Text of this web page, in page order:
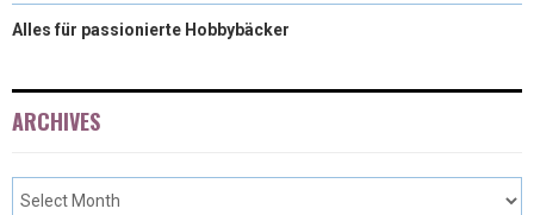
Alles für passionierte Hobbybäcker
ARCHIVES